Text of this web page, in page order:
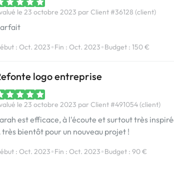
le 23 octobre 2023 par Client #36128 (client)
: Oct. 2023•Fin : Oct. 2023•Budget : 150 €
logo entreprise
le 23 octobre 2023 par Client #491054 (client)
est efficace, à l'écoute et surtout très
très bientôt pour un nouveau projet !
: Oct. 2023•Fin : Oct. 2023•Budget : 90 €